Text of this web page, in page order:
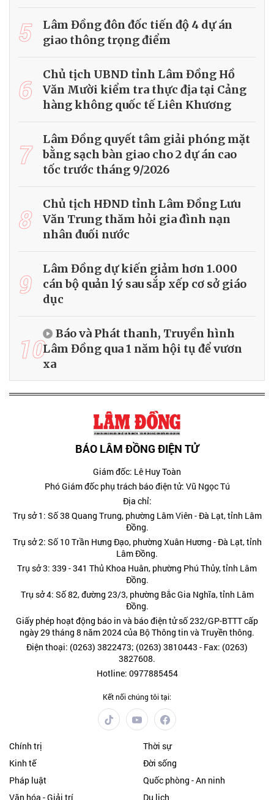
5
Lâm Đồng đôn đốc tiến độ 4 dự án
giao thông trọng điểm
6
Chủ tịch UBND tỉnh Lâm Đồng Hồ
Văn Mười kiểm tra thực địa tại Cảng
hàng không quốc tế Liên Khương
7
Lâm Đồng quyết tâm giải phóng mặt
bằng sạch bàn giao cho 2 dự án cao
tốc trước tháng 9/2026
8
Chủ tịch HĐND tỉnh Lâm Đồng Lưu
Văn Trung thăm hỏi gia đình nạn
nhân đuối nước
9
Lâm Đồng dự kiến giảm hơn 1.000
cán bộ quản lý sau sắp xếp cơ sở giáo
dục
10
Báo và Phát thanh, Truyền hình
Lâm Đồng qua 1 năm hội tụ để vươn
xa
BÁO LÂM ĐỒNG ĐIỆN TỬ
Giám đốc: Lê Huy Toàn
Phó Giám đốc phụ trách báo điện tử: Vũ Ngọc Tú
Địa chỉ:
Trụ sở 1: Số 38 Quang Trung, phường Lâm Viên - Đà Lạt, tỉnh Lâm
Đồng.
Trụ sở 2: Số 10 Trần Hưng Đạo, phường Xuân Hương - Đà Lạt, tỉnh
Lâm Đồng.
Trụ sở 3: 339 - 341 Thủ Khoa Huân, phường Phú Thủy, tỉnh Lâm
Đồng.
Trụ sở 4: Số 82, đường 23/3, phường Bắc Gia Nghĩa, tỉnh Lâm
Đồng.
Giấy phép hoạt động báo in và báo điện tử số 232/GP-BTTT cấp
ngày 29 tháng 8 năm 2024 của Bộ Thông tin và Truyền thông.
Điện thoại: (0263) 3822473; (0263) 3810443 - Fax: (0263)
3827608.
Hotline: 0977885454
Kết nối chúng tôi tại:
Chính trị
Thời sự
Kinh tế
Đời sống
Pháp luật
Quốc phòng - An ninh
Văn hóa - Giải trí
Du lịch